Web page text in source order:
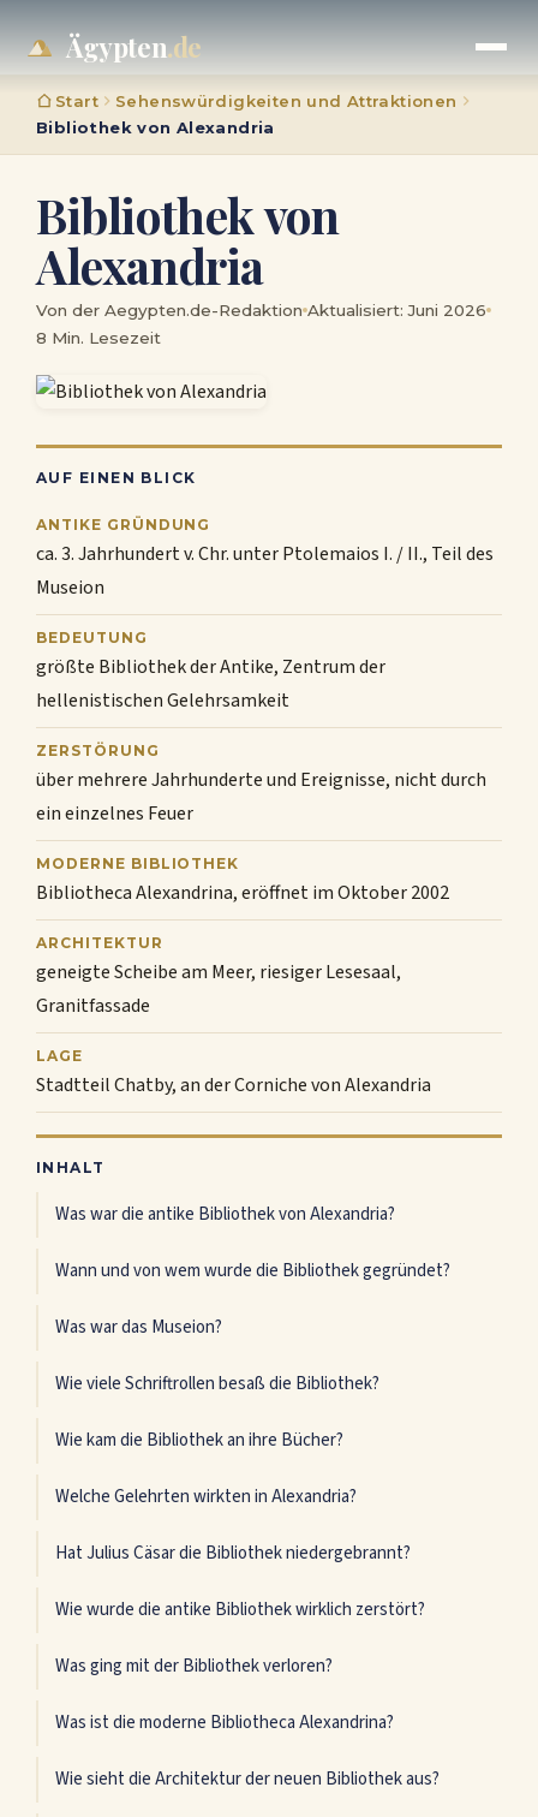
Ägypten.de
Start
Sehenswürdigkeiten und Attraktionen
Bibliothek von Alexandria
Bibliothek von
Alexandria
Von der Aegypten.de-Redaktion Aktualisiert: Juni 2026
8 Min. Lesezeit
AUF EINEN BLICK
ANTIKE GRÜNDUNG
ca. 3. Jahrhundert v. Chr. unter Ptolemaios I. / II., Teil des
Museion
BEDEUTUNG
größte Bibliothek der Antike, Zentrum der
hellenistischen Gelehrsamkeit
ZERSTÖRUNG
über mehrere Jahrhunderte und Ereignisse, nicht durch
ein einzelnes Feuer
MODERNE BIBLIOTHEK
Bibliotheca Alexandrina, eröffnet im Oktober 2002
ARCHITEKTUR
geneigte Scheibe am Meer, riesiger Lesesaal,
Granitfassade
LAGE
Stadtteil Chatby, an der Corniche von Alexandria
INHALT
Was war die antike Bibliothek von Alexandria?
Wann und von wem wurde die Bibliothek gegründet?
Was war das Museion?
Wie viele Schriftrollen besaß die Bibliothek?
Wie kam die Bibliothek an ihre Bücher?
Welche Gelehrten wirkten in Alexandria?
Hat Julius Cäsar die Bibliothek niedergebrannt?
Wie wurde die antike Bibliothek wirklich zerstört?
Was ging mit der Bibliothek verloren?
Was ist die moderne Bibliotheca Alexandrina?
Wie sieht die Architektur der neuen Bibliothek aus?